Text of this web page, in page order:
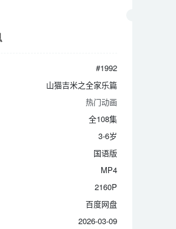
山猫吉米之全家乐篇
热门动画
全108集
3-6岁
国语版
MP4
2160P
百度网盘
2026-03-09
#1992
山猫吉米之全家乐篇
热门动画
全108集
3-6岁
国语版
MP4
2160P
百度网盘
2026-03-09